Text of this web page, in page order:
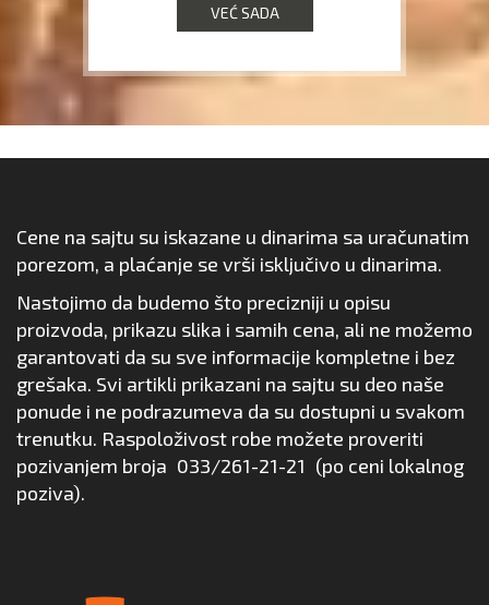
VEĆ SADA
Cene na sajtu su iskazane u dinarima sa uračunatim
porezom, a plaćanje se vrši isključivo u dinarima.
Nastojimo da budemo što precizniji u opisu
proizvoda, prikazu slika i samih cena, ali ne možemo
garantovati da su sve informacije kompletne i bez
grešaka. Svi artikli prikazani na sajtu su deo naše
ponude i ne podrazumeva da su dostupni u svakom
trenutku. Raspoloživost robe možete proveriti
pozivanjem broja 033/261-21-21 (po ceni lokalnog
poziva).